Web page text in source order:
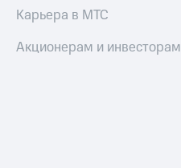
Карьера в МТС
Акционерам и инвесторам